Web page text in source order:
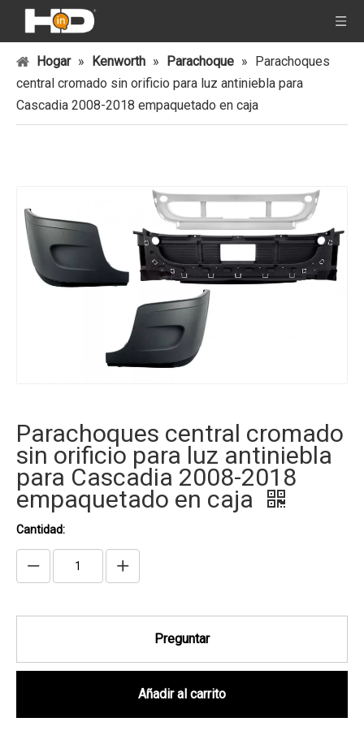
Hogar » Kenworth » Parachoque » Parachoques
central cromado sin orificio para luz antiniebla para
Cascadia 2008-2018 empaquetado en caja
Parachoques central cromado
sin orificio para luz antiniebla
para Cascadia 2008-2018
empaquetado en caja
Cantidad:
Preguntar
Añadir al carrito